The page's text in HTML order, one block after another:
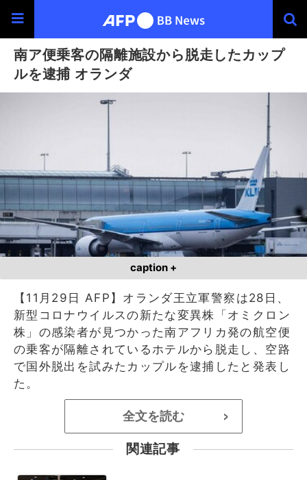
南ア便乗客の隔離施設から脱走したカップ
ルを逮捕 オランダ
caption +
【11月29日 AFP】オランダ王立軍警察は28日、
新型コロナウイルスの新たな変異株「オミクロン
株」の感染者が見つかった南アフリカ発の航空便
の乗客が隔離されているホテルから脱走し、空路
で国外脱出を試みたカップルを逮捕したと発表し
た。
全文を読む >
関連記事